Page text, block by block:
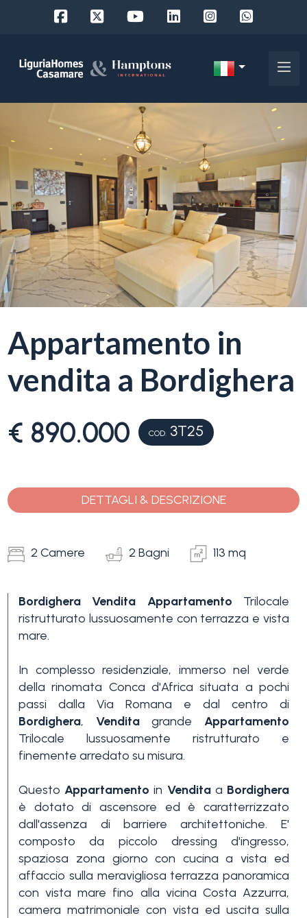
Appartamento in
vendita a Bordighera
€ 890.000 COD. 3T25
DETTAGLI & DESCRIZIONE
2 Camere 2 Bagni 113 mq
Bordighera Vendita Appartamento Trilocale
ristrutturato lussuosamente con terrazza e vista
mare.
In complesso residenziale, immerso nel verde
della rinomata Conca d'Africa situata a pochi
passi dalla Via Romana e dal centro di
Bordighera, Venditagrande Appartamento
Trilocale lussuosamente ristrutturato e
finemente arredato su misura.
QuestoAppartamento in Venditaa Bordighera
è dotato di ascensore ed è caratterrizzato
dall'assenza di barriere architettoniche. E'
composto da piccolo dressing d'ingresso,
spaziosa zona giorno con cucina a vista ed
affaccio sulla meravigliosa terrazza panoramica
con vista mare fino alla vicina Costa Azzurra,
camera matrimoniale con vista ed uscita sulla
Chi
siamo
I
nostri
La
Liguria
case
( 0)
Scegli
Provincia
Comune
Tipologia
-
Qualsiasi
Residenziali
Prezzo
Camere
minime
Qualsiasi
1
2